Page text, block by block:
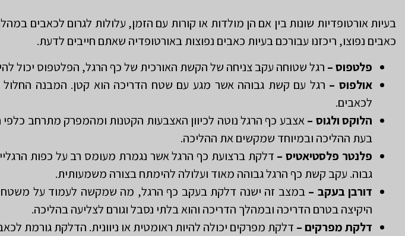
בעיות אורטופדיות שונות בין אם הן מולדות או קורות עם הזמן, עלולות לגרום לכאבים
כאבים נפוצו, ריכזנו עבורכם בעיות כאבים נפוצות באורטופדיה שאתם חייבים לדעת.
פלטפוס – רגל שטוחה עקב צניחה של הקשת האורכית של כף הרגל, הפלטפוס יכול
אולפוס – רגל עם קשת גבוהה אשר מגע עם שטח הדריכה הוא קטן. המבנה החלול
לכאבים.
הלוקס ולגוס –אצבע כף הרגל נוטה לכיוון האצבעות הקטנות ומהמפרק מתרחב כלפי
בעת ההליכה ובמיוחד שמקשים את ההליכה.
פלנטר פלסטיאטיס – דלקת ברצועת כף הרגל אשר נגמרת מעומס רב על כפות
גבוה. עקב קשת כף הרגל גבוהה מאוד ועלולה להימתח בצורה משמעותית.
דורבן בעקב –במצב זה ישנה דלקת בעקב כף הרגל, מה שמקשה לעמוד על
היקיצה בטרם הדריכה ובמהלך הדריכה והוא בלתי נסבל וגורם לצליעה בהליכה.
דלקת מפרקים – דלקת מפרקים יכולה להיות ראומטית או ניוונית. הדלקת גורמת